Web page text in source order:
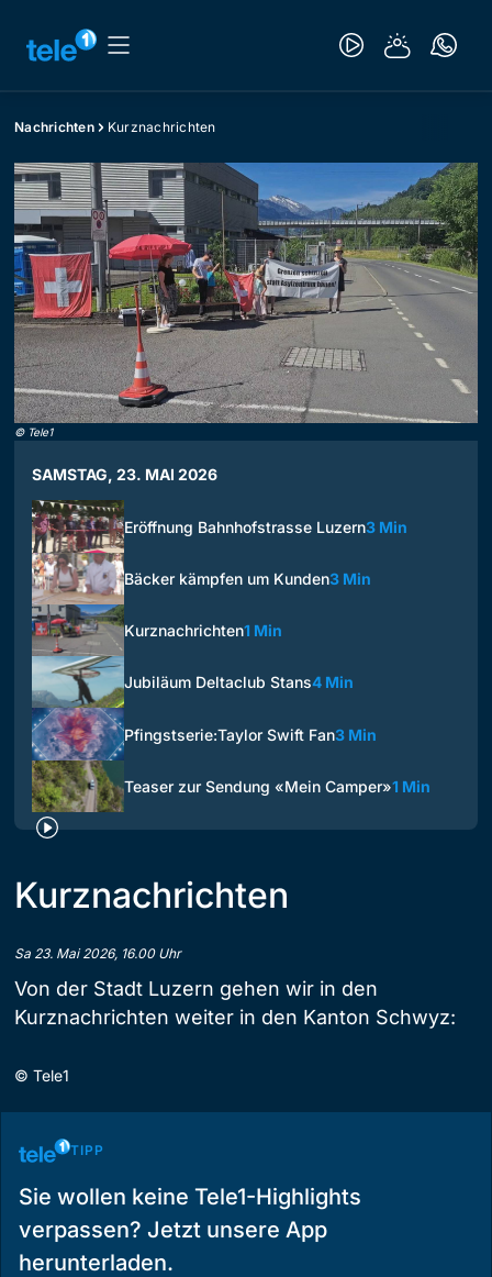
Nachrichten Kurznachrichten
© Tele1
SAMSTAG, 23. MAI 2026
Eröffnung Bahnhofstrasse Luzern3 Min
Bäcker kämpfen um Kunden3 Min
Kurznachrichten1 Min
Jubiläum Deltaclub Stans4 Min
Pfingstserie:Taylor Swift Fan3 Min
Teaser zur Sendung «Mein Camper»1 Min
Kurznachrichten
Sa 23. Mai 2026, 16.00 Uhr
Von der Stadt Luzern gehen wir in den
Kurznachrichten weiter in den Kanton Schwyz:
© Tele1
TIPP
Sie wollen keine Tele1-Highlights
verpassen? Jetzt unsere App
herunterladen.